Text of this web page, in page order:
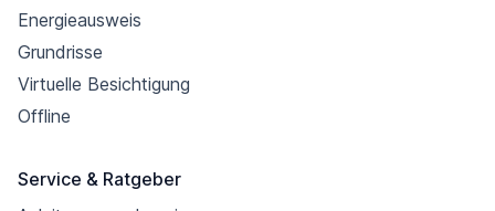
Energieausweis
Grundrisse
Virtuelle Besichtigung
Offline
Service & Ratgeber